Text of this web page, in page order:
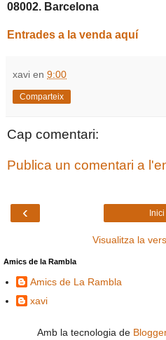
08002. Barcelona
Entrades a la venda aquí
xavi en 9:00
Comparteix
Cap comentari:
Publica un comentari a
‹ Inici
Visualitza la
Amics de la Rambla
Amics de La Rambla
xavi
Amb la tecnologia de Blogger